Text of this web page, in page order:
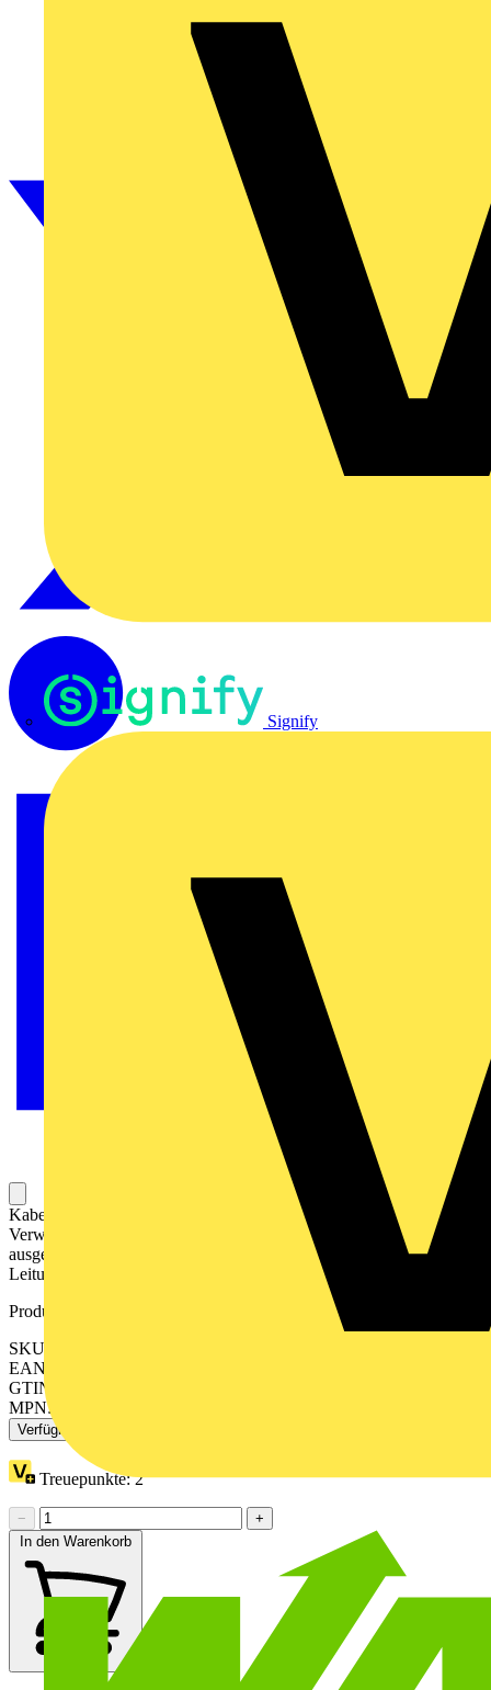
Signify
Kabel für die motion-basierte Automatisierung mit PacDrive 3. Zur
Verwendung als Patchkabel. Beidseitig mit RJ45-Steckern
ausgestattet. Ausführung nach Kategorie 7 (Cat 7). Die
Leitungslänge beträgt 20 m.
Produktkennzeichen
SKU: VW3E3001R200
EAN: 3606485292403
GTIN: 3606485292403
MPN: VW3E3001R200
Verfügbar: 1 Händler
Treuepunkte:2
−
+
In den Warenkorb